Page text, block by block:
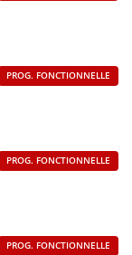
PROG. FONCTIONNELLE
PROG. FONCTIONNELLE
PROG. FONCTIONNELLE